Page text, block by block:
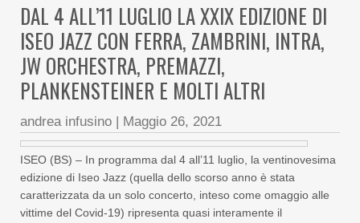
DAL 4 ALL’11 LUGLIO LA XXIX EDIZIONE DI
ISEO JAZZ CON FERRA, ZAMBRINI, INTRA,
JW ORCHESTRA, PREMAZZI,
PLANKENSTEINER E MOLTI ALTRI
andrea infusino | Maggio 26, 2021
ISEO (BS) – In programma dal 4 all’11 luglio, la ventinovesima
edizione di Iseo Jazz (quella dello scorso anno è stata
caratterizzata da un solo concerto, inteso come omaggio alle
vittime del Covid-19) ripresenta quasi interamente il